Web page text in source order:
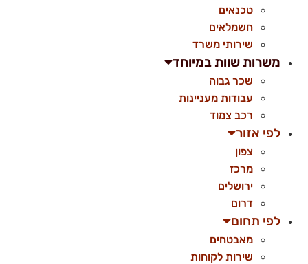
טכנאים
חשמלאים
שירותי משרד
משרות שוות במיוחד
שכר גבוה
עבודות מעניינות
רכב צמוד
לפי אזור
צפון
מרכז
ירושלים
דרום
לפי תחום
מאבטחים
שירות לקוחות